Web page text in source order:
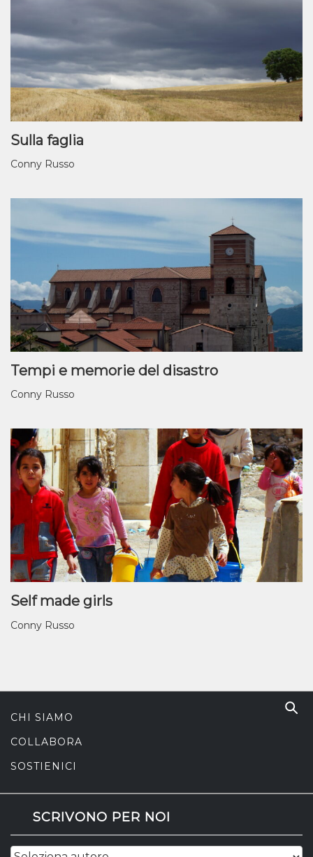
Sulla faglia
Conny Russo
Tempi e memorie del disastro
Conny Russo
Self made girls
Conny Russo
CHI SIAMO
COLLABORA
SOSTIENICI
SCRIVONO PER NOI